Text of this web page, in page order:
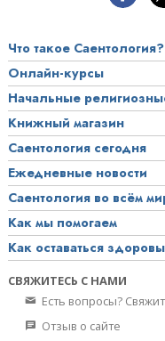
Что такое Саентология?
Онлайн-курсы
Начальные
Книжный магазин
Саентология сегодня
Ежедневные новости
Саентология во всём
Как мы помогаем
Как оставаться
СВЯЖИТЕСЬ С НАМИ
Есть вопросы?
Отзыв о сайте